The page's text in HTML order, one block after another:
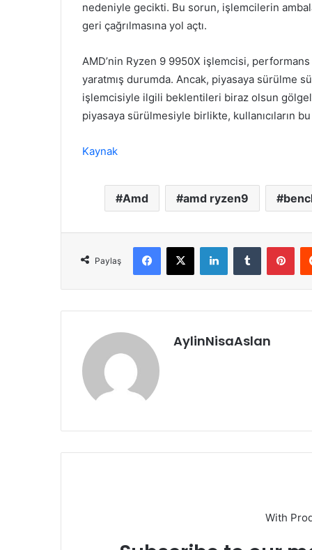
nedeniyle gecikti. Bu sorun, işlemcilerin
geri çağrılmasına yol açtı.
AMD’nin Ryzen 9 9950X işlemcisi,
yaratmış durumda. Ancak, piyasaya sürülme
işlemcisiyle ilgili beklentileri biraz olsun
piyasaya sürülmesiyle birlikte, kullanıcıların
Kaynak
Amd amd ryzen9
Paylaş
Facebook
X LinkedInTumblr
AylinNisaAslan
With